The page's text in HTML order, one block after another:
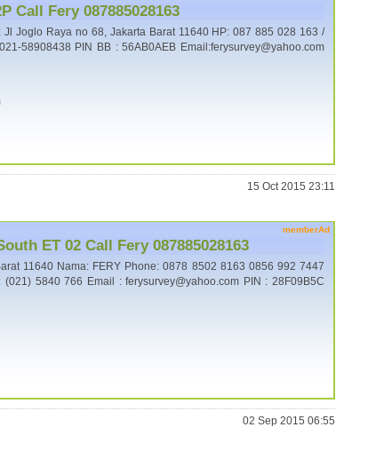
Call Fery 087885028163
Jl Joglo Raya no 68, Jakarta Barat 11640 HP: 087 885 028 163 /
58908438 PIN BB : 56AB0AEB Email:ferysurvey@yahoo.com
15 Oct 2015 23:11
memberAd
ET 02 Call Fery 087885028163
11640 Nama: FERY Phone: 0878 8502 8163 0856 992 7447
5840 766 Email : ferysurvey@yahoo.com PIN : 28F09B5C
02 Sep 2015 06:55